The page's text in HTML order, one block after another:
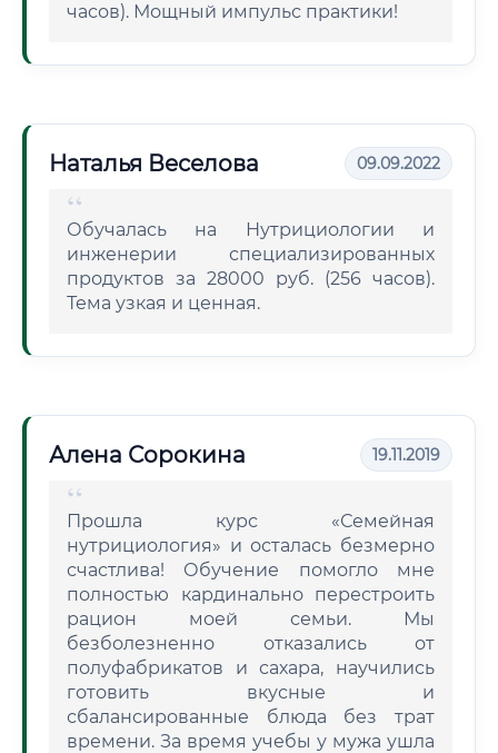
часов). Мощный импульс практики!
Наталья Веселова 09.09.2022
Обучалась на Нутрициологии и
инженерии специализированных
продуктов за 28000 руб. (256 часов).
Тема узкая и ценная.
Алена Сорокина 19.11.2019
Прошла курс «Семейная
нутрициология» и осталась безмерно
счастлива! Обучение помогло мне
полностью кардинально перестроить
рацион моей семьи. Мы
безболезненно отказались от
полуфабрикатов и сахара, научились
готовить вкусные и
сбалансированные блюда без трат
времени. За время учебы у мужа ушла